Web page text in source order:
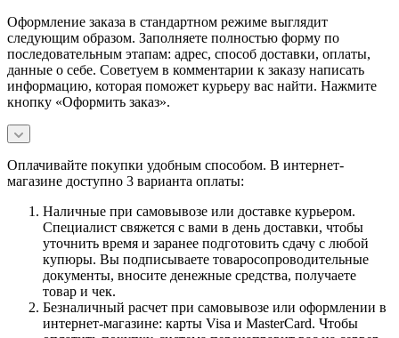
Оформление заказа в стандартном режиме выглядит
следующим образом. Заполняете полностью форму по
последовательным этапам: адрес, способ доставки, оплаты,
данные о себе. Советуем в комментарии к заказу написать
информацию, которая поможет курьеру вас найти. Нажмите
кнопку «Оформить заказ».
Оплачивайте покупки удобным способом. В интернет-
магазине доступно 3 варианта оплаты:
Наличные при самовывозе или доставке курьером.
Специалист свяжется с вами в день доставки, чтобы
уточнить время и заранее подготовить сдачу с любой
купюры. Вы подписываете товаросопроводительные
документы, вносите денежные средства, получаете
товар и чек.
Безналичный расчет при самовывозе или оформлении в
интернет-магазине: карты Visa и MasterCard. Чтобы